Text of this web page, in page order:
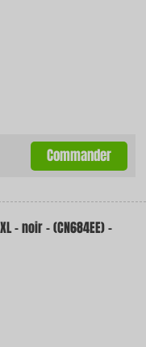
Commander
- noir - (CN684EE) -